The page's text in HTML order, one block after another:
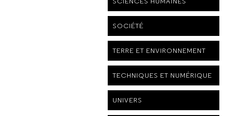
SOCIÉTÉ
TERRE ET ENVIRONNEMENT
TECHNIQUES ET NUMÉRIQUE
UNIVERS